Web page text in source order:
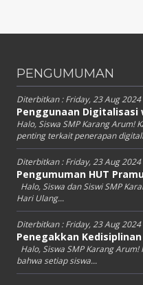
PENGUMUMAN
Diterbitkan :Friday, 23 Aug 2024
Penggunaan Digitalisasi
Halo, Siswa SMP Karang Arum!
penting terkait penerapan
Diterbitkan :Friday, 23 Aug 2024
Pengumuman HUT
Halo, Siswa dan Siswi SMP
Hari Ulang...
Diterbitkan :Friday, 23 Aug 2024
Penegakkan
Halo, Siswa SMP Karang
bahwa setiap siswa...